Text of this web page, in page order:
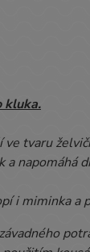
kluka.
tvaru
a napomáhá
i miminka a